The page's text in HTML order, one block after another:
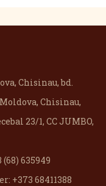
Chisinau, bd.
Chisinau,
23/1, CC JUMBO,
(68) 635949
+373 68411388